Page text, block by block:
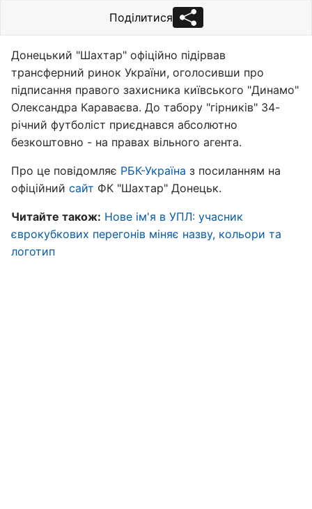
Поділитися
Донецький "Шахтар" офіційно підірвав
трансферний ринок України, оголосивши про
підписання правого захисника київського "Динамо"
Олександра Караваєва. До табору "гірників" 34-
річний футболіст приєднався абсолютно
безкоштовно - на правах вільного агента.
Про це повідомляє РБК-Україна з посиланням на
офіційний сайт ФК "Шахтар" Донецьк.
Читайте також: Нове ім'я в УПЛ: учасник
єврокубкових перегонів міняє назву, кольори та
логотип